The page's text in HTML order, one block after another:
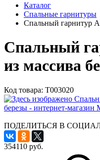
Каталог
Спальные гарнитуры
Спальный гарнитур
Спальный
из массива
Код товара: Т003020
ПОДЕЛИТЬСЯ В
354110 руб.